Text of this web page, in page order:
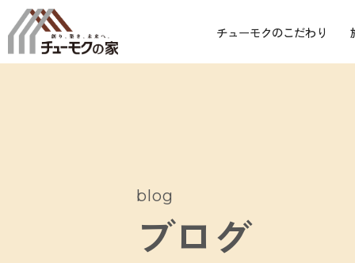
チューモクのこだわり
blog
ブログ